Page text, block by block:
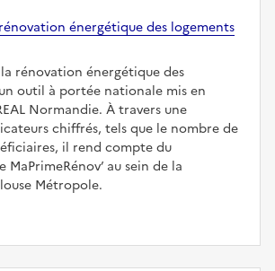
énergétique des logements
la rénovation énergétique des
outil à portée nationale mis en
Normandie. À travers une
chiffrés, tels que le nombre de
il rend compte du
au sein de la
Métropole.